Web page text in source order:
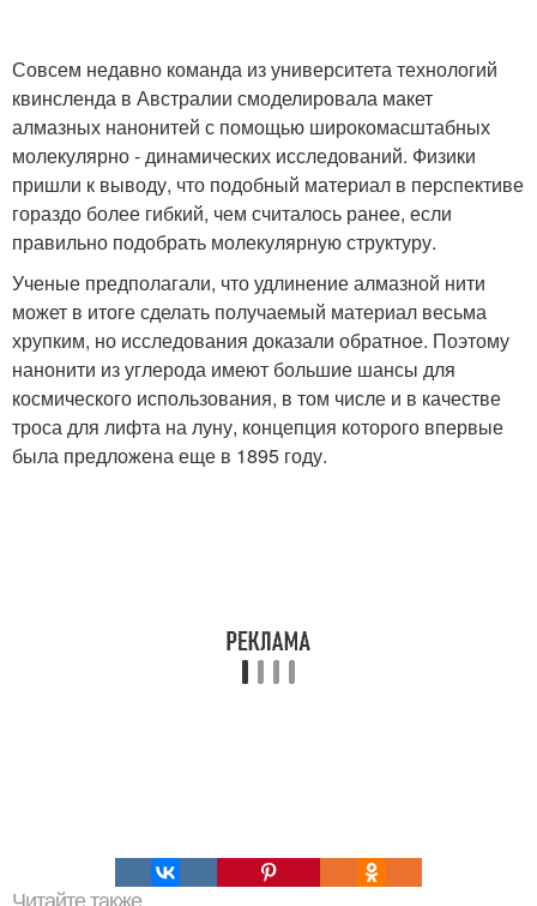
Совсем недавно команда из университета технологий
квинсленда в Австралии смоделировала макет
алмазных нанонитей с помощью широкомасштабных
молекулярно - динамических исследований. Физики
пришли к выводу, что подобный материал в перспективе
гораздо более гибкий, чем считалось ранее, если
правильно подобрать молекулярную структуру.
Ученые предполагали, что удлинение алмазной нити
может в итоге сделать получаемый материал весьма
хрупким, но исследования доказали обратное. Поэтому
нанонити из углерода имеют большие шансы для
космического использования, в том числе и в качестве
троса для лифта на луну, концепция которого впервые
была предложена еще в 1895 году.
Читайте также